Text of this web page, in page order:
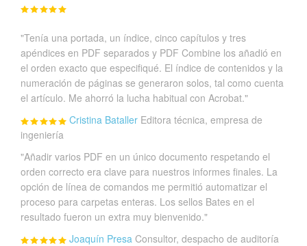
"Tenía una portada, un índice, cinco capítulos y tres
apéndices en PDF separados y PDF Combine los añadió en
el orden exacto que especifiqué. El índice de contenidos y la
numeración de páginas se generaron solos, tal como cuenta
el artículo. Me ahorró la lucha habitual con Acrobat."
Cristina Bataller Editora técnica, empresa de
ingeniería
"Añadir varios PDF en un único documento respetando el
orden correcto era clave para nuestros informes finales. La
opción de línea de comandos me permitió automatizar el
proceso para carpetas enteras. Los sellos Bates en el
resultado fueron un extra muy bienvenido."
Joaquín Presa Consultor, despacho de auditoría